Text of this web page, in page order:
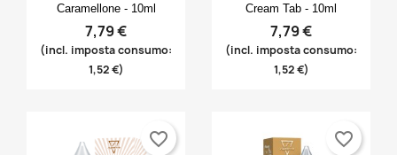
Caramellone - 10ml
7,79 €
(incl. imposta consumo:
1,52 €)
Cream Tab - 10ml
7,79 €
(incl. imposta consumo:
1,52 €)
favorite_border favorite_border